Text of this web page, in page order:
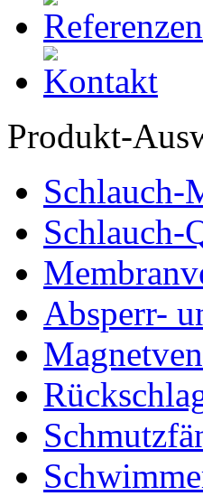
Produkt-
Schlauch-
Schlauch-
Absperr-